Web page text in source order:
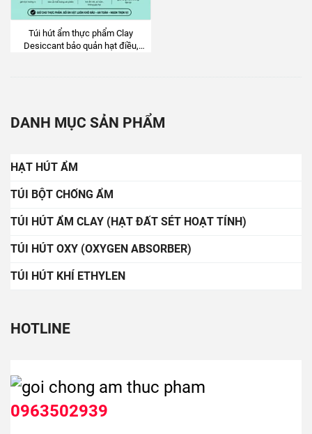
Túi hút ẩm thực phẩm Clay
Desiccant bảo quản hạt điều,
DANH MỤC SẢN PHẨM
HẠT HÚT ẨM
TÚI BỘT CHỐNG ẨM
TÚI HÚT ẨM CLAY (HẠT ĐẤT SÉT HOẠT TÍNH)
TÚI HÚT OXY (OXYGEN ABSORBER)
TÚI HÚT KHÍ ETHYLEN
HOTLINE
0963502939